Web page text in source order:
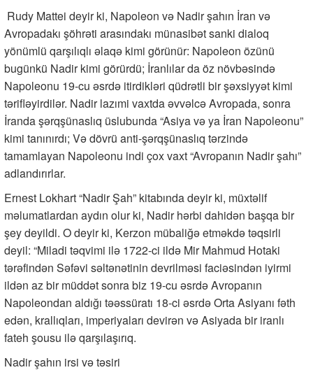
Rudy Mattei deyir ki, Napoleon və Nadir şahın İran və
Avropadakı şöhrəti arasındakı münasibət sanki dialoq
yönümlü qarşılıqlı əlaqə kimi görünür: Napoleon özünü
bugünkü Nadir kimi görürdü; İranlılar da öz növbəsində
Napoleonu 19-cu əsrdə itirdikləri qüdrətli bir şəxsiyyət kimi
tərifləyirdilər. Nadir lazımi vaxtda əvvəlcə Avropada, sonra
İranda şərqşünaslıq üslubunda “Asiya və ya İran Napoleonu”
kimi tanınırdı; Və dövrü anti-şərqşünaslıq tərzində
tamamlayan Napoleonu indi çox vaxt “Avropanın Nadir şahı”
adlandırırlar.
Ernest Lokhart “Nadir Şah” kitabında deyir ki, müxtəlif
məlumatlardan aydın olur ki, Nadir hərbi dahidən başqa bir
şey deyildi. O deyir ki, Kerzon mübaliğə etməkdə təqsirli
deyil: “Miladi təqvimi ilə 1722-ci ildə Mir Mahmud Hotaki
tərəfindən Səfəvi səltənətinin devrilməsi faciəsindən iyirmi
ildən az bir müddət sonra biz 19-cu əsrdə Avropanın
Napoleondan aldığı təəssüratı 18-ci əsrdə Orta Asiyanı fəth
edən, krallıqları, imperiyaları devirən və Asiyada bir iranlı
fateh şousu ilə qarşılaşırıq.
Nadir şahın irsi və təsiri